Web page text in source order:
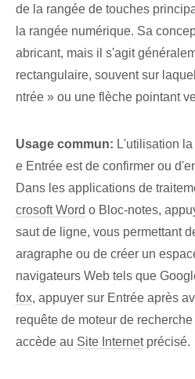
de la‍ rangée de touches
la ⁤rangée numérique. Sa
abricant, mais il s'agit
rectangulaire, souvent sur
ntrée » ou une flèche pointant
Usage commun: L'utilisation
e ⁣Entrée est de confirmer ou⁢
Dans les applications de
crosoft Word o Bloc-notes,
saut de ligne, vous permettant
aragraphe ou de créer un
navigateurs Web tels que
fox, appuyer sur Entrée après
requête de moteur de
accède au Site Internet⁣précisé.